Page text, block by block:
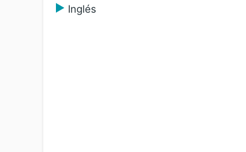
Inglés